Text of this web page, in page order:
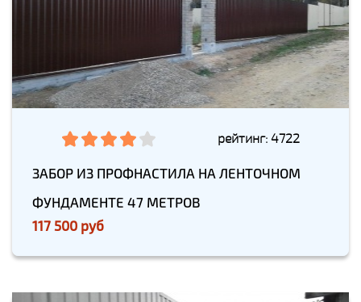
рейтинг: 4722
ЗАБОР ИЗ ПРОФНАСТИЛА НА ЛЕНТОЧНОМ
ФУНДАМЕНТЕ 47 МЕТРОВ
117 500 руб